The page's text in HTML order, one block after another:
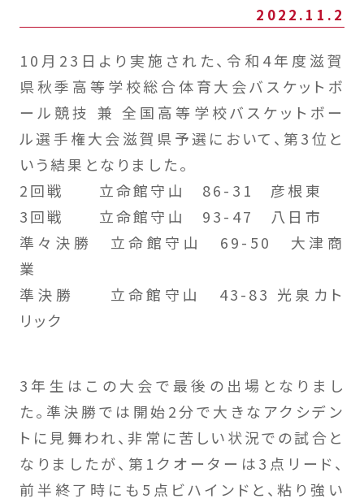
2022.11.2
10月23日より実施された、令和4年度滋賀
県秋季高等学校総合体育大会バスケットボ
ール競技 兼 全国高等学校バスケットボー
ル選手権大会滋賀県予選において、第3位と
いう結果となりました。
2回戦 立命館守山 86-31 彦根東
3回戦 立命館守山 93-47 八日市
準々決勝 立命館守山 69-50 大津商
業
準決勝 立命館守山 43-83 光泉カト
リック
3年生はこの大会で最後の出場となりまし
た｡準決勝では開始2分で大きなアクシデン
トに見舞われ、非常に苦しい状況での試合と
なりましたが、第1クオーターは3点リード、
前半終了時にも5点ビハインドと、粘り強い